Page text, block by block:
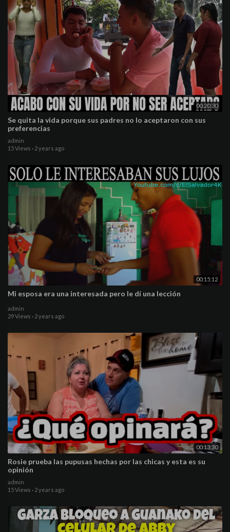
00:20:30
Se quita la vida porque sus padres no lo aceptaron con sus
preferencias
admin
15 Views · 2 years ago
00:15:12
Mi esposa era una interesada pero le dí una lección
admin
29 Views · 2 years ago
00:13:30
Rosie prueba las pupusas hechas por las chicas y esta es su
opinión
admin
15 Views · 2 years ago